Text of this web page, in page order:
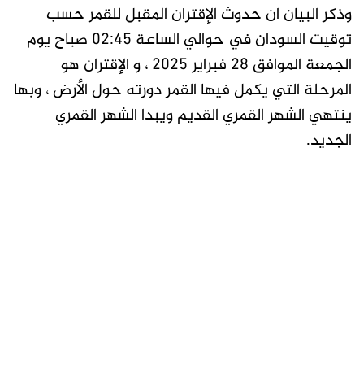
وذكر البيان ان حدوث الإقتران المقبل للقمر حسب
توقيت السودان في حوالي الساعة 02:45 صباح يوم
الجمعة الموافق 28 فبراير 2025 ، و الإقتران هو
المرحلة التي يكمل فيها القمر دورته حول الأرض ، وبها
ينتهي الشهر القمري القديم ويبدا الشهر القمري
الجديد.